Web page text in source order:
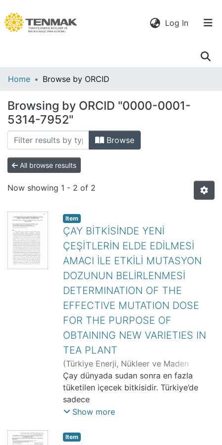
Log In(current)
Communities
All of DSpace
Home Browse by ORCID
Browsing by ORCID "0000-0001-
5314-7952"
Browse
All browse results
Now showing 1 - 2 of 2
Item
ÇAY BİTKİSİNDE YENİ
ÇEŞİTLERİN ELDE EDİLMESİ
AMACI İLE ETKİLİ MUTASYON
DOZUNUN BELİRLENMESİ
DETERMINATION OF THE
EFFECTIVE MUTATION DOSE
FOR THE PURPOSE OF
OBTAINING NEW VARIETIES IN
TEA PLANT
(Türkiye Enerji, Nükleer ve Maden
Araştırma Kurumu (TENMAK),2024-04-
29)GÖKSU KARAOĞLU, Burcu;YAZICI,
Keziban
Burak;AKA KAÇAR, Yıldız
Çay dünyada sudan sonra en fazla
tüketilen içecek bitkisidir. Türkiye’de
sadece
Doğu Karadeniz bölümünde yetiştiriciliği
yaygınlaşmaya başladığı tarihten bu
Show more
Item